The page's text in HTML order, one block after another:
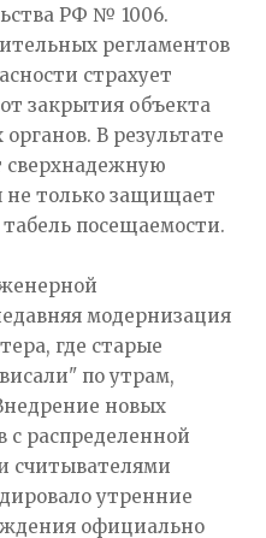
РФ № 1006.
регламентов
страхует
закрытия объекта
В результате
сверхнадежную
не только защищает
посещаемости.
модернизация
где старые
по утрам,
новых
с распределенной
утренние
официально